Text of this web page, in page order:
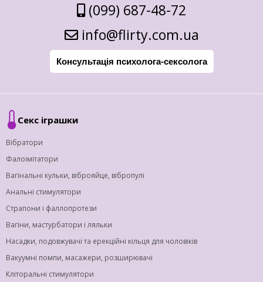
(099) 687-48-72
info@flirty.com.ua
Консультація психолога-сексолога
Секс іграшки
Вібратори
Фалоімітатори
Вагінальні кульки, віброяйце, вібропулі
Анальні стимулятори
Страпони і фаллопротези
Вагіни, мастурбатори і ляльки
Насадки, подовжувачі та ерекційні кільця для чоловіків
Вакуумні помпи, масажери, розширювачі
Кліторальні стимулятори